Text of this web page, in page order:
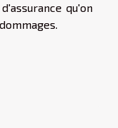
qu'on